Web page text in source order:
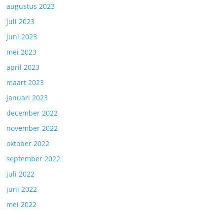
augustus 2023
juli 2023
juni 2023
mei 2023
april 2023
maart 2023
januari 2023
december 2022
november 2022
oktober 2022
september 2022
juli 2022
juni 2022
mei 2022